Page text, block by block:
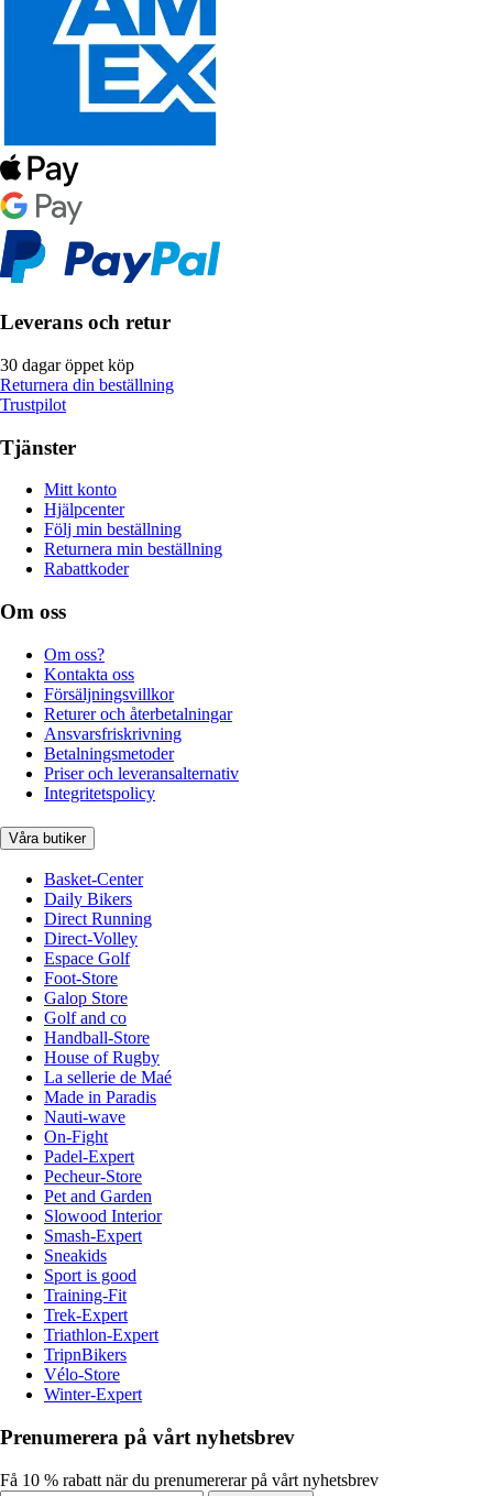
Leverans och retur
30 dagar öppet köp
Returnera din beställning
Trustpilot
Tjänster
Mitt konto
Hjälpcenter
Följ min beställning
Returnera min beställning
Rabattkoder
Om oss
Om oss?
Kontakta oss
Försäljningsvillkor
Returer och återbetalningar
Ansvarsfriskrivning
Betalningsmetoder
Priser och leveransalternativ
Integritetspolicy
Våra butiker
Basket-Center
Daily Bikers
Direct Running
Direct-Volley
Espace Golf
Foot-Store
Galop Store
Golf and co
Handball-Store
House of Rugby
La sellerie de Maé
Made in Paradis
Nauti-wave
On-Fight
Padel-Expert
Pecheur-Store
Pet and Garden
Slowood Interior
Smash-Expert
Sneakids
Sport is good
Training-Fit
Trek-Expert
Triathlon-Expert
TripnBikers
Vélo-Store
Winter-Expert
Prenumerera på vårt nyhetsbrev
Få 10 % rabatt när du prenumererar på vårt nyhetsbrev